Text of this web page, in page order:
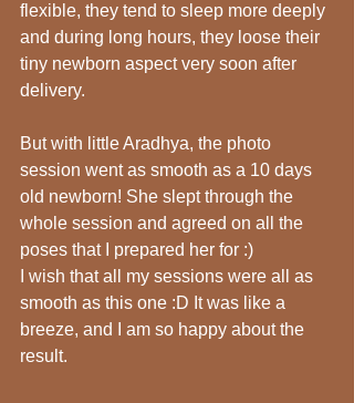
flexible, they tend to sleep more deeply
and during long hours, they loose their
tiny newborn aspect very soon after
delivery.
But with little Aradhya, the photo
session went as smooth as a 10 days
old newborn! She slept through the
whole session and agreed on all the
poses that I prepared her for :)
I wish that all my sessions were all as
smooth as this one :D It was like a
breeze, and I am so happy about the
result.